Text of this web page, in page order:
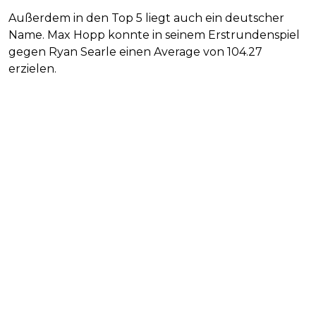
Außerdem in den Top 5 liegt auch ein deutscher
Name. Max Hopp konnte in seinem Erstrundenspiel
gegen Ryan Searle einen Average von 104.27
erzielen.